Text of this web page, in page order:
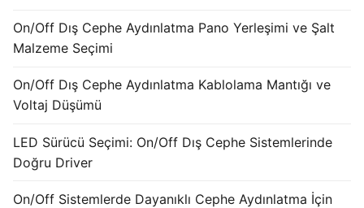
French
On/Off Dış Cephe Aydınlatma Pano Yerleşimi ve Şalt
Malzeme Seçimi
On/Off Dış Cephe Aydınlatma Kablolama Mantığı ve
Voltaj Düşümü
LED Sürücü Seçimi: On/Off Dış Cephe Sistemlerinde
Doğru Driver
On/Off Sistemlerde Dayanıklı Cephe Aydınlatma İçin